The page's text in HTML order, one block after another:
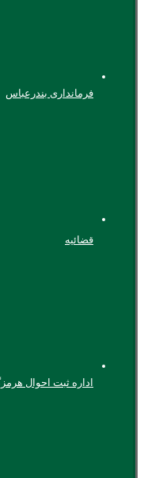
فرمانداری بندرعباس
قضائیه
اداره ثبت احوال